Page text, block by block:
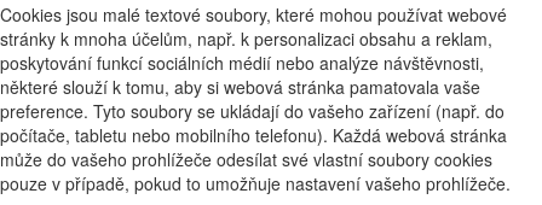
Cookies jsou malé textové soubory, které mohou používat webové
stránky k mnoha účelům, např. k personalizaci obsahu a reklam,
poskytování funkcí sociálních médií nebo analýze návštěvnosti,
některé slouží k tomu, aby si webová stránka pamatovala vaše
preference. Tyto soubory se ukládají do vašeho zařízení (např. do
počítače, tabletu nebo mobilního telefonu). Každá webová stránka
může do vašeho prohlížeče odesílat své vlastní soubory cookies
pouze v případě, pokud to umožňuje nastavení vašeho prohlížeče.